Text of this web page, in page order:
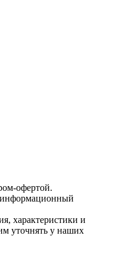
офертой.
характеристики и
уточнять у наших